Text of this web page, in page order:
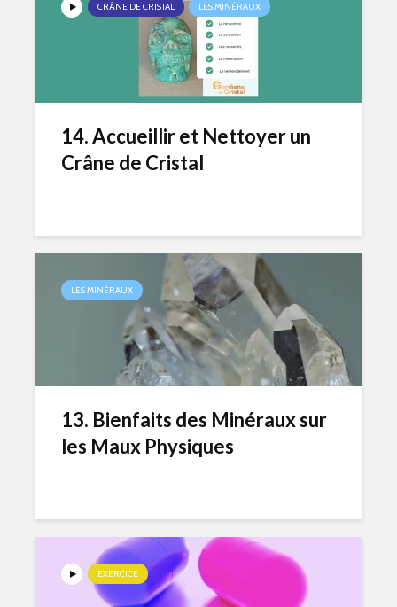
CRÂNE DE CRISTAL LES MINÉRAUX
14. Accueillir et Nettoyer un
Crâne de Cristal
LES MINÉRAUX
13. Bienfaits des Minéraux sur
les Maux Physiques
EXERCICE